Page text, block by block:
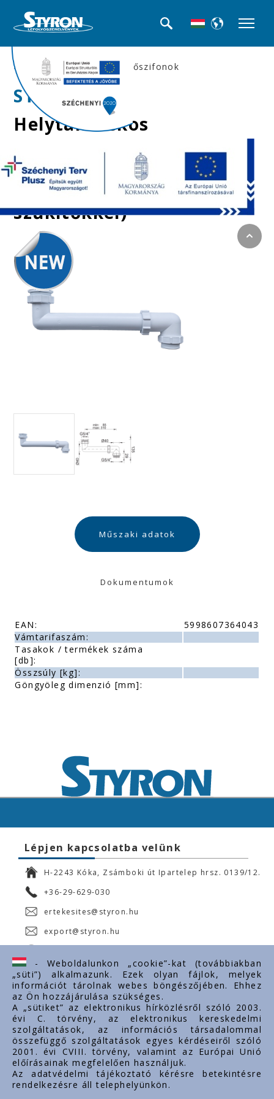
>>Mosogató búra-, és csőszifonok
STY-1332
Helytakarékos
univerzális
bekötőkönyök 5/4″ →
6/4″ (levehető
szűkítőkkel)
Műszaki adatok
Dokumentumok
EAN:
5998607364043
Vámtarifaszám:
Tasakok / termékek száma
[db]:
Összsúly [kg]:
Göngyöleg dimenzió [mm]:
Lépjen kapcsolatba velünk
H-2243 Kóka, Zsámboki út Ipartelep hrsz. 0139/12.
+36-29-629-030
ertekesites@styron.hu
export@styron.hu
Fontos linkek
Rólunk
Dokumentumok
Kapcsolat
Karrier
Cég adatok
- Weboldalunkon „cookie”-kat (továbbiakban
„süti”) alkalmazunk. Ezek olyan fájlok, melyek
információt tárolnak webes böngészőjében. Ehhez
az Ön hozzájárulása szükséges.
A „sütiket” az elektronikus hírközlésről szóló 2003.
évi C. törvény, az elektronikus kereskedelmi
szolgáltatások, az információs társadalommal
összefüggő szolgáltatások egyes kérdéseiről szóló
2001. évi CVIII. törvény, valamint az Európai Unió
előírásainak megfelelően használjuk.
Az adatvédelmi tájékoztató kérésre betekintésre
rendelkezésre áll telephelyünkön.